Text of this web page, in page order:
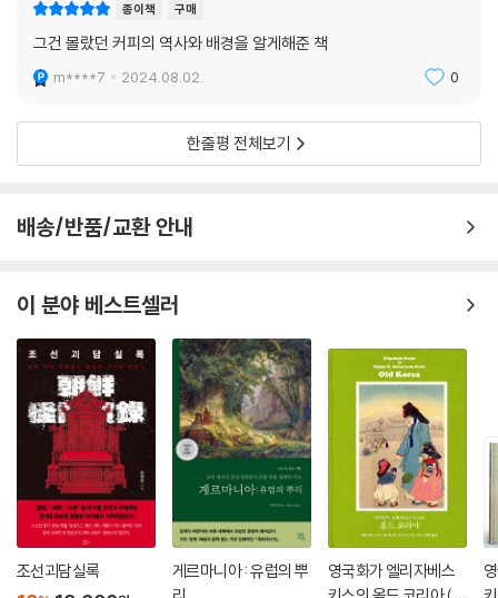
종이책 구매
그건 몰랐던 커피의 역사와 배경을 알게해준 책
m****7 2024.08.02. 0
한줄평 전체보기
배송/반품/교환 안내
이 분야 베스트셀러
조선괴담실록
게르마니아 : 유럽의 뿌
영국화가 엘리자베스